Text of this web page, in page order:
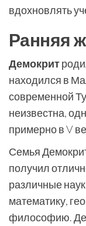
вдохновлять
Ранняя
Демокрит
находился в
современной
неизвестна,
примерно в V
Семья
получил
различные
математику,
философию.